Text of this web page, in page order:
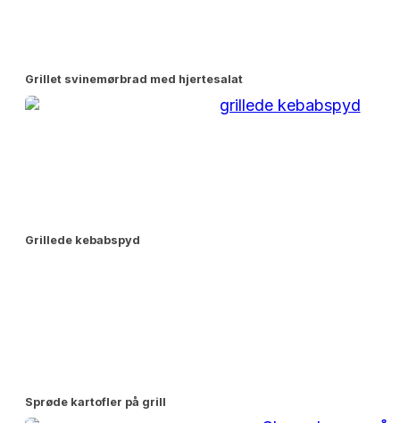
Grillet svinemørbrad med hjertesalat
Grillede kebabspyd
Sprøde kartofler på grill